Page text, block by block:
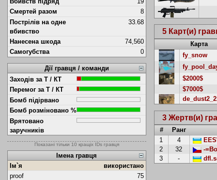
Смертей разом
8
Пострілів на одне
вбивство
33.68
Нанесена шкода
74,560
Самогубства
0
Дії гравця / команди
Заходів за Т / КТ
Перемог за Т / КТ
Бомб підірвано
Бомб розміновано %
Врятовано
заручників
Показані тільки 10 кращіх IDs гравця
Імена гравця
Ім`я
використано
proof
75
5 Карт(и)
Карта
fy_snow
$2000$
$7000$
3 Жертв(и)
#
Ранг
1
4
2
32
-
3
-